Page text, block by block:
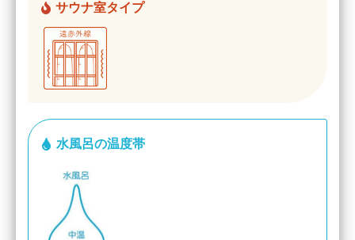
サウナ室タイプ
水風呂の温度帯